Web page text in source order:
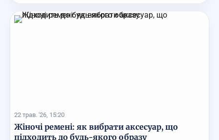
22 трав. '26, 15:20
Жіночі ремені: як вибрати аксесуар, що
підходить до будь-якого образу